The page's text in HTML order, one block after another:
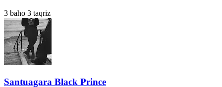
3 baho 3 taqriz
Santuagara Black Prince